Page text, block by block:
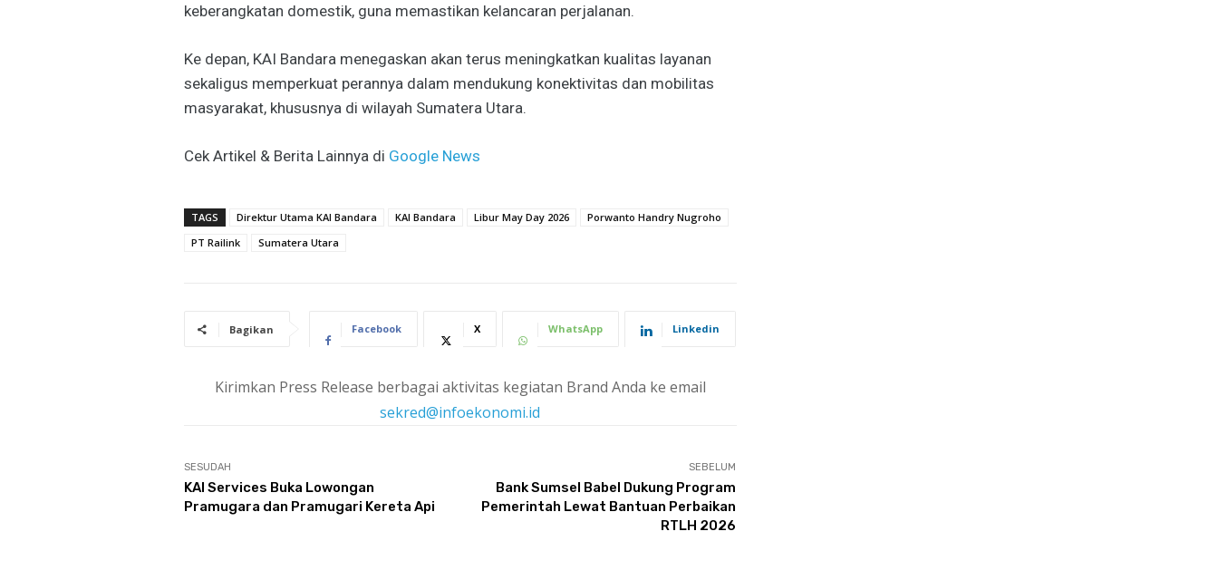
keberangkatan domestik, guna memastikan kelancaran perjalanan.
Ke depan, KAI Bandara menegaskan akan terus meningkatkan kualitas layanan
sekaligus memperkuat perannya dalam mendukung konektivitas dan mobilitas
masyarakat, khususnya di wilayah Sumatera Utara.
Cek Artikel & Berita Lainnya di Google News
TAGS Direktur Utama KAI Bandara KAI Bandara Libur May Day 2026
Porwanto Handry Nugroho
PT Railink
Sumatera Utara
Bagikan Facebook X WhatsApp Linkedin
Kirimkan Press Release berbagai aktivitas kegiatan Brand Anda ke email
sekred@infoekonomi.id
SESUDAH
KAI Services Buka Lowongan
Pramugara dan Pramugari Kereta Api
SEBELUM
Bank Sumsel Babel Dukung Program
Pemerintah Lewat Bantuan Perbaikan
RTLH 2026